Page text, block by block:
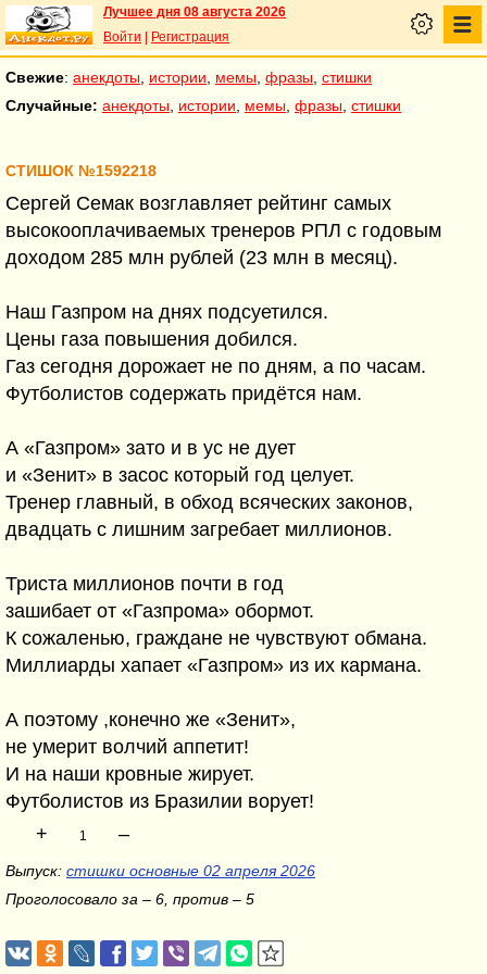
Лучшее дня 08 августа 2026
Войти
Регистрация
Свежие: анекдоты истории мемы фразы стишки
Случайные: анекдоты истории мемы фразы стишки
СТИШОК №1592218
Сергей Семак возглавляет рейтинг самых
высокооплачиваемых тренеров РПЛ с годовым
доходом 285 млн рублей (23 млн в месяц).
Наш Газпром на днях подсуетился.
Цены газа повышения добился.
Газ сегодня дорожает не по дням, а по часам.
Футболистов содержать придётся нам.
А «Газпром» зато и в ус не дует
и «Зенит» в засос который год целует.
Тренер главный, в обход всяческих законов,
двадцать с лишним загребает миллионов.
Триста миллионов почти в год
зашибает от «Газпрома» обормот.
К сожаленью, граждане не чувствуют обмана.
Миллиарды хапает «Газпром» из их кармана.
А поэтому ,конечно же «Зенит»,
не умерит волчий аппетит!
И на наши кровные жирует.
Футболистов из Бразилии ворует!
+
1 –
Выпуск: стишки основные 02 апреля 2026
Проголосовало за – 6, против – 5